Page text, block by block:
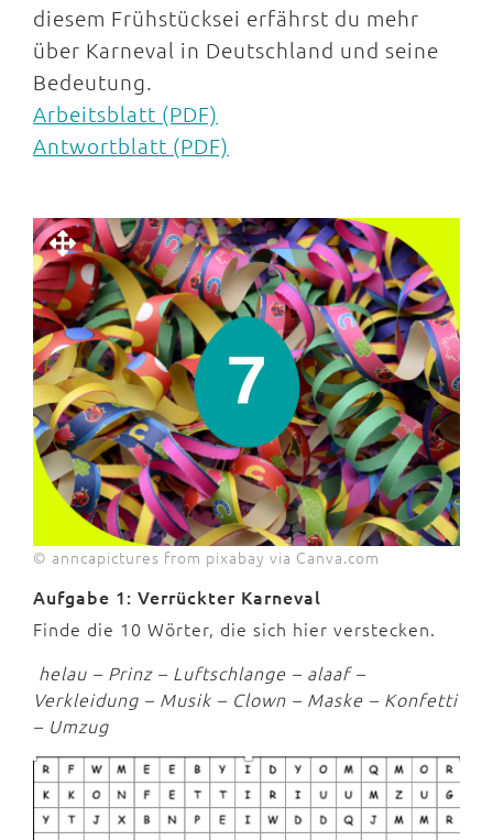
diesem Frühstücksei erfährst du mehr
über Karneval in Deutschland und seine
Bedeutung.
Arbeitsblatt (PDF)
Antwortblatt (PDF)
© anncapictures from pixabay via Canva.com
Aufgabe 1: Verrückter Karneval
Finde die 10 Wörter, die sich hier verstecken.
helau – Prinz – Luftschlange – alaaf –
Verkleidung – Musik – Clown – Maske – Konfetti
– Umzug